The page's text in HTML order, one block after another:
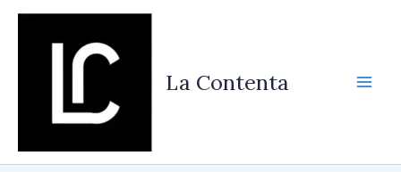
Vés
La Contenta